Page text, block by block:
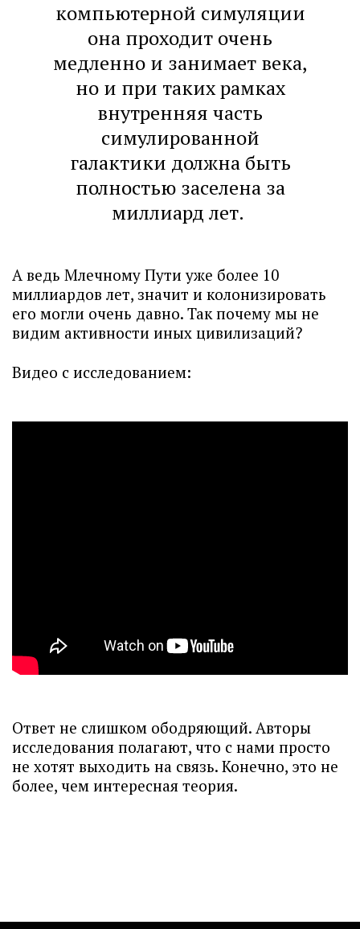
компьютерной симуляции
она проходит очень
медленно и занимает века,
но и при таких рамках
внутренняя часть
симулированной
галактики должна быть
полностью заселена за
миллиард лет.
А ведь Млечному Пути уже более 10
миллиардов лет, значит и колонизировать
его могли очень давно. Так почему мы не
видим активности иных цивилизаций?
Видео с исследованием:
Ответ не слишком ободряющий. Авторы
исследования полагают, что с нами просто
не хотят выходить на связь. Конечно, это не
более, чем интересная теория.